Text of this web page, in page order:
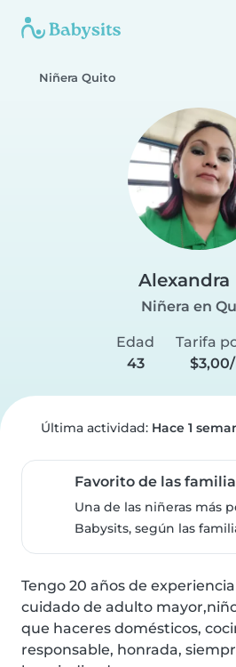
Niñera Quito
Alexandra
Niñera en
Edad
43
Tarifa
Última actividad: Hace 1
Favorito de las
Una de las niñeras más
Babysits, según las
Tengo 20 años de
cuidado de adulto
que haceres domésticos,
responsable, honrada,